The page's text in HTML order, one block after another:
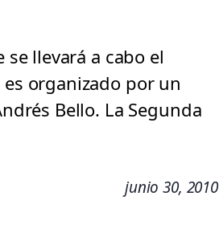
llevará a cabo el
organizado por un
Bello. La Segunda
junio 30, 2010